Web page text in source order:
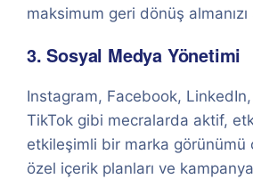
maksimum geri dönüş almanızı
3. Sosyal Medya Yönetimi
Instagram, Facebook,
TikTok gibi mecralarda aktif,
etkileşimli bir marka görünümü
özel içerik planları ve